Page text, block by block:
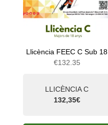
Llicència FEEC C Sub 18
€132.35
LLICÈNCIA C
132,35€